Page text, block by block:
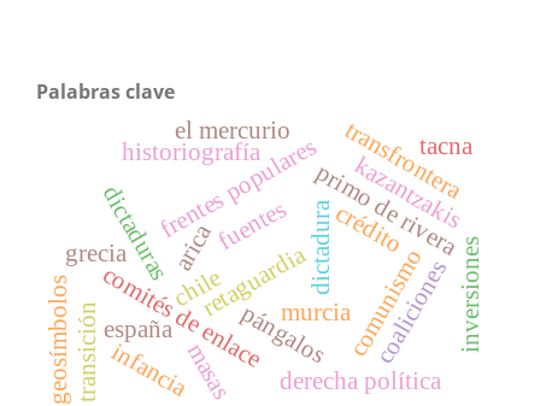
Palabras clave
frentes populares
comités de enlace murcia
retaguardia
historiografía
fuentes dictadura
españa
primo de rivera
chile
dictaduras
pángalos
grecia
kazantzakis
comunismo
coaliciones
masas derecha política
transición
el mercurio
geosímbolos
transfrontera
crédito
inversiones
infancia
arica
tacna